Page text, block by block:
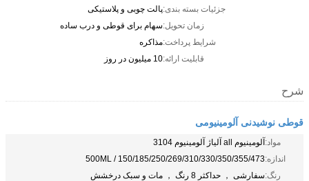
جزئیات بسته بندی:پالت چوبی و پلاستیکی
زمان تحویل:سهام برای قوطی و درب ساده
شرایط پرداخت:مذاکره
قابلیت ارائه:10 میلیون در روز
شرح
قوطی نوشیدنی آلومینیومی
مواد:آلومینیوم all آلیاژ آلومینیوم 3104
اندازه:150/185/250/269/310/330/350/355/473 / 500ML
رنگ:سفارشی ， حداکثر 8 رنگ ， مات و سبک درخشش